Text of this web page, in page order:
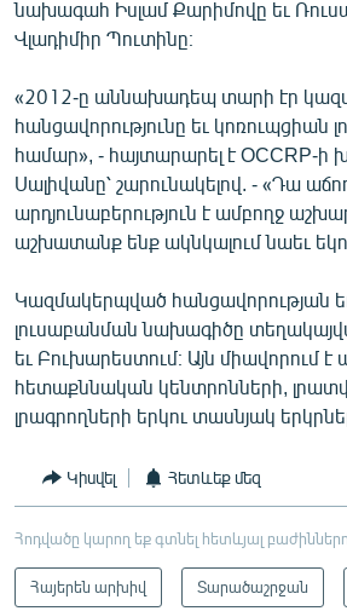
նախագահ Իսլամ Քարիմովը եւ
Վլադիմիր Պուտինը։
«2012-ը աննախադեպ տարի էր
հանցավորությունը եւ կոռուպցիան
համար», - հայտարարել է OCCRP-ի
Սալիվանը՝ շարունակելով. - «Դա
արդյունաբերություն է ամբողջ
աշխատանք ենք ակնկալում նաեւ
Կազմակերպված հանցավորության
լուսաբանման նախագիծը
եւ Բուխարեստում։ Այն միավորում
հետաքննական կենտրոնների,
լրագրողների երկու տասնյակ
Կիսվել Հետևեք մեզ
Հոդվածը կարող եք գտնել հետևյալ
Հայերեն արխիվ Տարածաշրջան